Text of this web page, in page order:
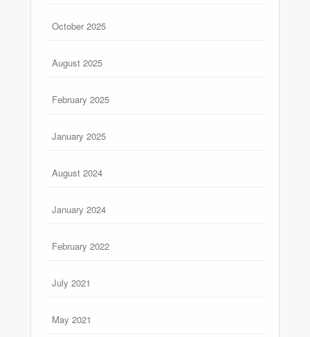
October 2025
August 2025
February 2025
January 2025
August 2024
January 2024
February 2022
July 2021
May 2021